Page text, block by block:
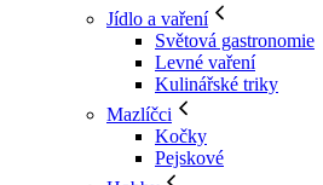
Jídlo a vaření
Světová gastronomie
Levné vaření
Kulinářské triky
Mazlíčci
Kočky
Pejskové